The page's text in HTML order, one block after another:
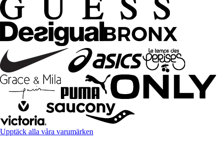
Upptäck alla våra varumärken